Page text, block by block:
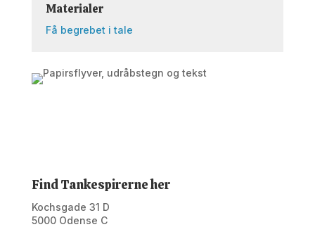
Materialer
Få begrebet i tale
Find Tankespirerne her
Kochsgade 31 D
5000 Odense C